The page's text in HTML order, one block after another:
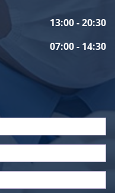
13:00 - 20:30
07:00 - 14:30